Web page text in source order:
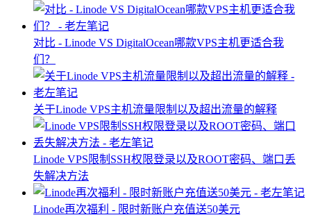
对比 - Linode VS DigitalOcean哪款VPS主机更适合我
们？
关于Linode VPS主机流量限制以及超出流量的解释
Linode VPS限制SSH权限登录以及ROOT密码、端口丢
失解决方法
Linode再次福利 - 限时新账户充值送50美元